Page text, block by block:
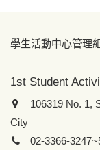
:::
學生活動中心管理
1st Student
106319 No. 1,
City
02-3366-